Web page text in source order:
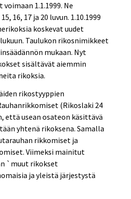
1.1.1999. Ne
16, 17 ja 20 luvun. 1.10.1999
koskevat uudet
Taulukon rikosnimikkeet
mukaan. Nyt
sisältävät aiemmin
rikoksia.
rikostyyppien
(Rikoslaki 24
että usean osateon käsittävä
yhtenä rikoksena. Samalla
rikkomiset ja
Viimeksi mainitut
`muut rikokset
ja yleistä järjestystä